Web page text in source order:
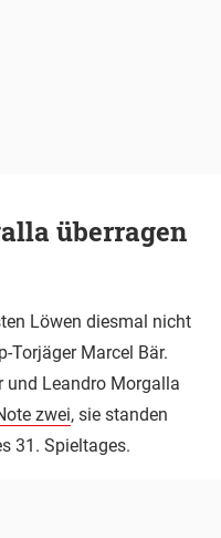
überragen
Löwen diesmal nicht
Torjäger Marcel Bär.
und Leandro Morgalla
zwei, sie standen
31. Spieltages.